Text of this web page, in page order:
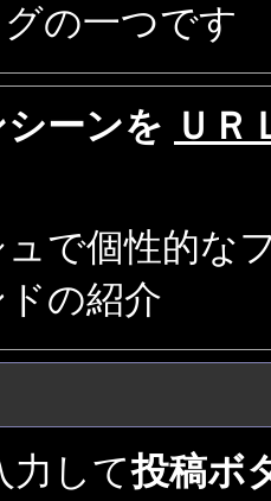
の一つです
ーンを ＵＲ
で個性的な
の紹介
力して投稿ボ